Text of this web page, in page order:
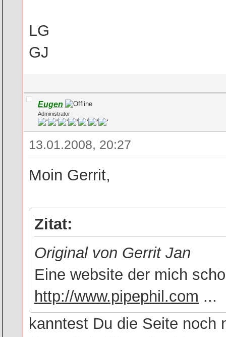
LG
GJ
Eugen
Administrator
13.01.2008, 20:27
Moin Gerrit,
Zitat:
Original von Gerrit Jan
Eine website der mich
http://www.pipephil.com ...
kanntest Du die Seite noch